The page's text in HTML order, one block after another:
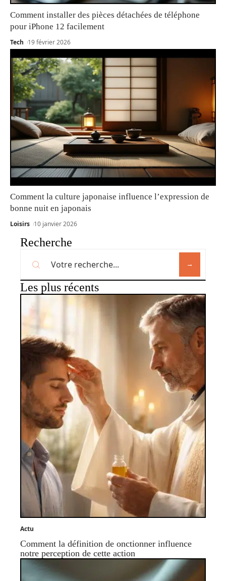
Comment installer des pièces détachées de téléphone
pour iPhone 12 facilement
Tech 19 février 2026
Comment la culture japonaise influence l’expression de
bonne nuit en japonais
Loisirs 10 janvier 2026
Recherche
Les plus récents
Actu
Comment la définition de onctionner influence
notre perception de cette action